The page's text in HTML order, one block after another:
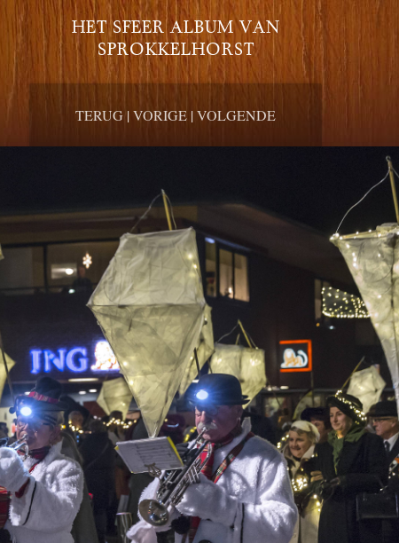
HET SFEER ALBUM VAN
SPROKKELHORST
TERUG |VORIGE |VOLGENDE